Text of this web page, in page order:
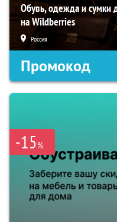
Обувь, одежда и сумки
на Wildberries
Россия
Промокод
-15%